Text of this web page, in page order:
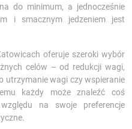
do minimum, a jednocześnie
i smacznym jedzeniem jest
oferuje szeroki wybór
celów – od redukcji wagi,
utrzymanie wagi czy wspieranie
każdy może znaleźć coś
na swoje preferencje